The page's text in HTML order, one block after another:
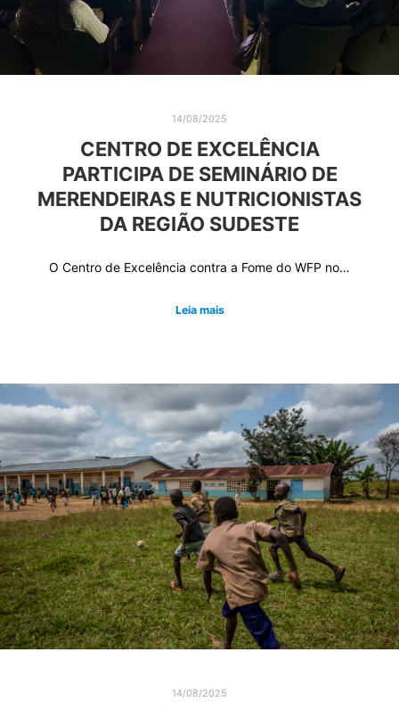
14/08/2025
CENTRO DE EXCELÊNCIA
PARTICIPA DE SEMINÁRIO DE
MERENDEIRAS E NUTRICIONISTAS
DA REGIÃO SUDESTE
O Centro de Excelência contra a Fome do WFP no…
Leia mais
14/08/2025